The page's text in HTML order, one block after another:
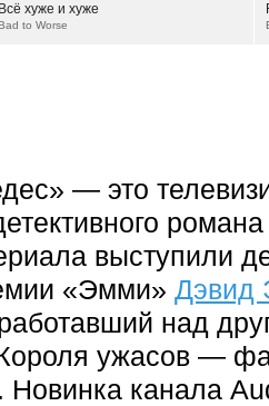
Всё хуже и хуже
to Worse
— это
выступили
«Эмми» Дэвид
над
ужасов —
Новинка канала